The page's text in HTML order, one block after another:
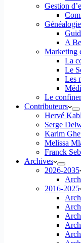
Gestion
Généalogie
A
Marketing
La
Le
Les
Le
Contributeurs
Hervé
Serge
Karim
Melissa
Franck
Archives
2026-2035
2016-2025